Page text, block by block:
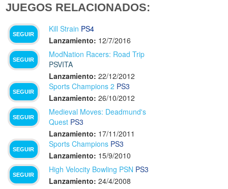
JUEGOS RELACIONADOS:
SEGUIR
Kill Strain PS4
Lanzamiento: 12/7/2016
SEGUIR
ModNation Racers: Road Trip
PSVITA
Lanzamiento: 22/12/2012
SEGUIR
Sports Champions 2 PS3
Lanzamiento: 26/10/2012
SEGUIR
Medieval Moves: Deadmund's
Quest PS3
Lanzamiento: 17/11/2011
SEGUIR
Sports Champions PS3
Lanzamiento: 15/9/2010
SEGUIR
High Velocity Bowling PSN PS3
Lanzamiento: 24/4/2008